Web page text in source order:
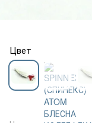
Цвет